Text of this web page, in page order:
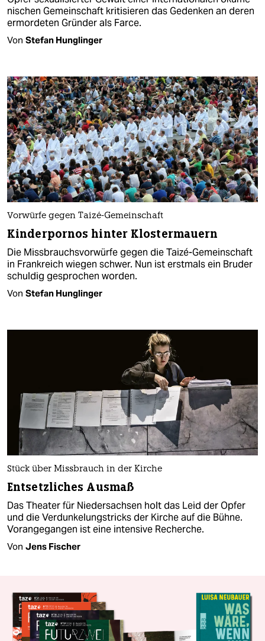
ni­schen Ge­mein­schaft kri­ti­sie­ren das Gedenken an deren
er­mor­de­ten Gründer als Farce.
Von Stefan Hunglinger
Vorwürfe gegen Taizé-Gemeinschaft
Kinderpornos hinter Klostermauern
Die Missbrauchsvorwürfe gegen die Taizé-Gemeinschaft
in Frankreich wiegen schwer. Nun ist erstmals ein Bruder
schuldig gesprochen worden.
Von Stefan Hunglinger
Stück über Missbrauch in der Kirche
Entsetzliches Ausmaß
Das Theater für Niedersachsen holt das Leid der Opfer
und die Verdunkelungstricks der Kirche auf die Bühne.
Vorangegangen ist eine intensive Recherche.
Von Jens Fischer